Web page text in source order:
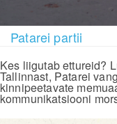
Patarei partii
Kes liigutab ettureid?
Tallinnast, Patarei
kinnipeetavate
kommunikatsiooni